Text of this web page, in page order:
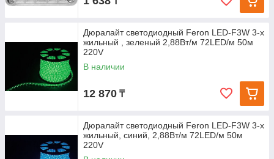
Дюралайт светодиодный Feron LED-F3W 3-х
жильный , зеленый 2,88Вт/м 72LED/м 50м
220V
В наличии
12 870 ₸
Дюралайт светодиодный Feron LED-F3W 3-х
жильный, синий, 2,88Вт/м 72LED/м 50м
220V